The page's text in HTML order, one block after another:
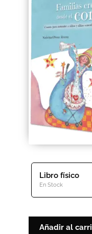
Black Friday 2025
Categorías
CONDICIONES DE
Contenido gratuito
Content restricted
Distribuidores
Libro físico
En Stock
Añadir al